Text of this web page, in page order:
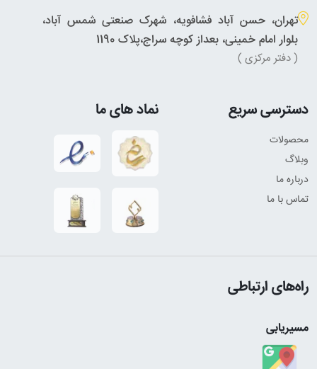
تهران، حسن آباد فشافویه، شهرک صنعتی شمس آباد،
بلوار امام خمینی، بعداز کوچه سراج،پلاک 1190
( دفتر مرکزی )
دسترسی سریع
محصولات
وبلاگ
درباره ما
تماس با ما
نماد های ما
راه‌های ارتباطی
مسیریابی